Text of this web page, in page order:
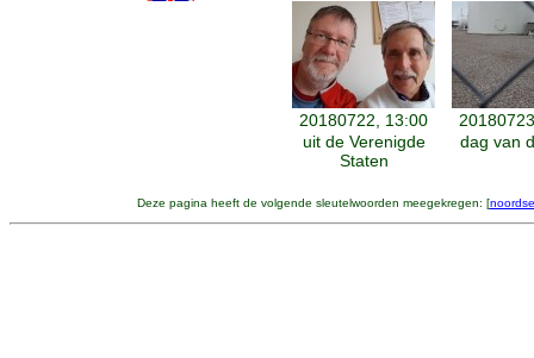
20180722, 13:00
uit de Verenigde
Staten
dag van
Deze pagina heeft de volgende sleutelwoorden meegekregen: [